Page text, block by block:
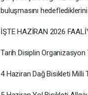
buluşmasını
İŞTE HAZİRAN 2026
Tarih Disiplin Organizasyon
4 Haziran Dağ Bisikleti Milli